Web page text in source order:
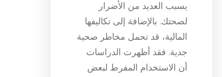
يسبب العديد من الأضرار
لصحتك. بالإضافة إلى تكاليفها
المالية، قد تحمل مخاطر صحية
جدية. فقد أظهرت الدراسات
أن الاستخدام المفرط لبعض